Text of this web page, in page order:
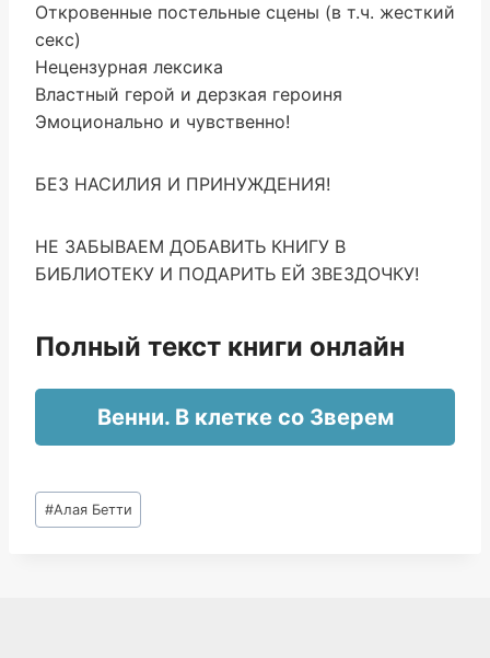
Откровенные постельные сцены (в т.ч. жесткий
секс)
Нецензурная лексика
Властный герой и дерзкая героиня
Эмоционально и чувственно!
БЕЗ НАСИЛИЯ И ПРИНУЖДЕНИЯ!
НЕ ЗАБЫВАЕМ ДОБАВИТЬ КНИГУ В
БИБЛИОТЕКУ И ПОДАРИТЬ ЕЙ ЗВЕЗДОЧКУ!
Полный текст книги онлайн
Венни. В клетке со Зверем
Метки
записи:
#Алая Бетти